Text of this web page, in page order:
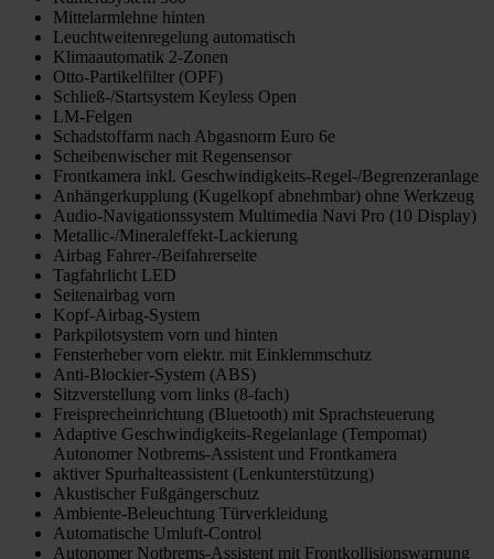
Mittelarmlehne hinten
Leuchtweitenregelung automatisch
Klimaautomatik 2-Zonen
Otto-Partikelfilter (OPF)
Schließ-/Startsystem Keyless Open
LM-Felgen
Schadstoffarm nach Abgasnorm Euro 6e
Scheibenwischer mit Regensensor
Frontkamera inkl. Geschwindigkeits-Regel-/Begrenzeranlage
Anhängerkupplung (Kugelkopf abnehmbar) ohne Werkzeug
Audio-Navigationssystem Multimedia Navi Pro (10 Display)
Metallic-/Mineraleffekt-Lackierung
Airbag Fahrer-/Beifahrerseite
Tagfahrlicht LED
Seitenairbag vorn
Kopf-Airbag-System
Parkpilotsystem vorn und hinten
Fensterheber vorn elektr. mit Einklemmschutz
Anti-Blockier-System (ABS)
Sitzverstellung vorn links (8-fach)
Freisprecheinrichtung (Bluetooth) mit Sprachsteuerung
Adaptive Geschwindigkeits-Regelanlage (Tempomat)
Autonomer Notbrems-Assistent und Frontkamera
aktiver Spurhalteassistent (Lenkunterstützung)
Akustischer Fußgängerschutz
Ambiente-Beleuchtung Türverkleidung
Automatische Umluft-Control
Autonomer Notbrems-Assistent mit Frontkollisionswarnung